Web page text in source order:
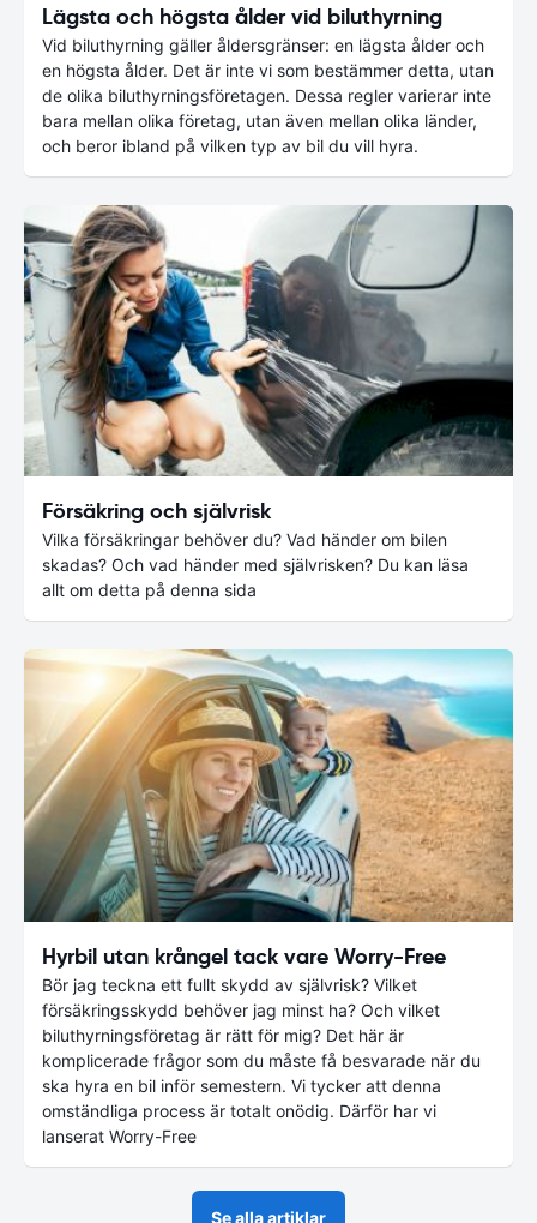
Lägsta och högsta ålder vid biluthyrning
Vid biluthyrning gäller åldersgränser: en lägsta ålder och
en högsta ålder. Det är inte vi som bestämmer detta, utan
de olika biluthyrningsföretagen. Dessa regler varierar inte
bara mellan olika företag, utan även mellan olika länder,
och beror ibland på vilken typ av bil du vill hyra.
Försäkring och självrisk
Vilka försäkringar behöver du? Vad händer om bilen
skadas? Och vad händer med självrisken? Du kan läsa
allt om detta på denna sida
Hyrbil utan krångel tack vare Worry-Free
Bör jag teckna ett fullt skydd av självrisk? Vilket
försäkringsskydd behöver jag minst ha? Och vilket
biluthyrningsföretag är rätt för mig? Det här är
komplicerade frågor som du måste få besvarade när du
ska hyra en bil inför semestern. Vi tycker att denna
omständliga process är totalt onödig. Därför har vi
lanserat Worry-Free
Se alla artiklar